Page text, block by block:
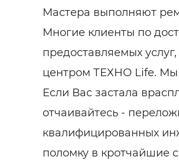
Мастера выполняют
Многие клиенты по
предоставляемых
центром ТЕХНО Life. Мы
Если Вас застала
отчаивайтесь -
квалифицированных
поломку в кротчайшие